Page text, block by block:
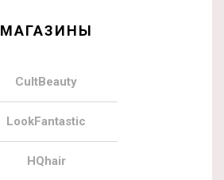
МАГАЗИНЫ
CultBeauty
LookFantastic
HQhair